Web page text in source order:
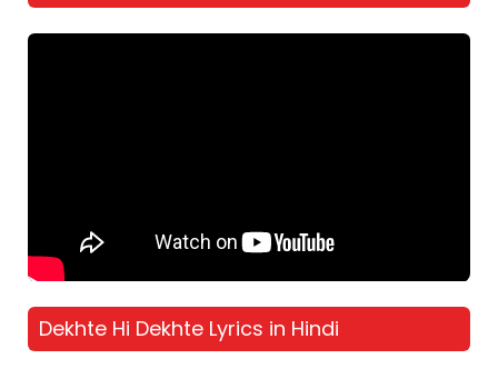
Dekhte Hi Dekhte Lyrics in Hindi